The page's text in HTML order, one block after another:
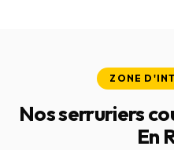
ZONE
Nos serruriers
En